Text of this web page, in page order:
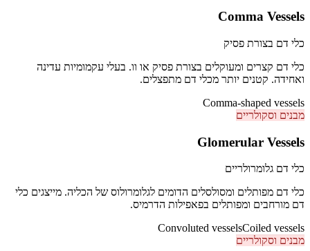
Comma Vessels
כלי דם בצורת פסיק
כלי דם קצרים ומעוקלים בצורת פסיק או וו. בעלי עקמומיות עדינה
ואחידה. קטנים יותר מכלי דם מתפצלים.
Comma-shaped vessels
מבנים וסקולריים
Glomerular Vessels
כלי דם גלומרולריים
כלי דם מפותלים ומסולסלים הדומים לגלומרולוס של הכליה. מייצגים כלי
דם מורחבים ומפותלים בפאפילות הדרמיס.
Coiled vessels
Convoluted vessels
מבנים וסקולריים